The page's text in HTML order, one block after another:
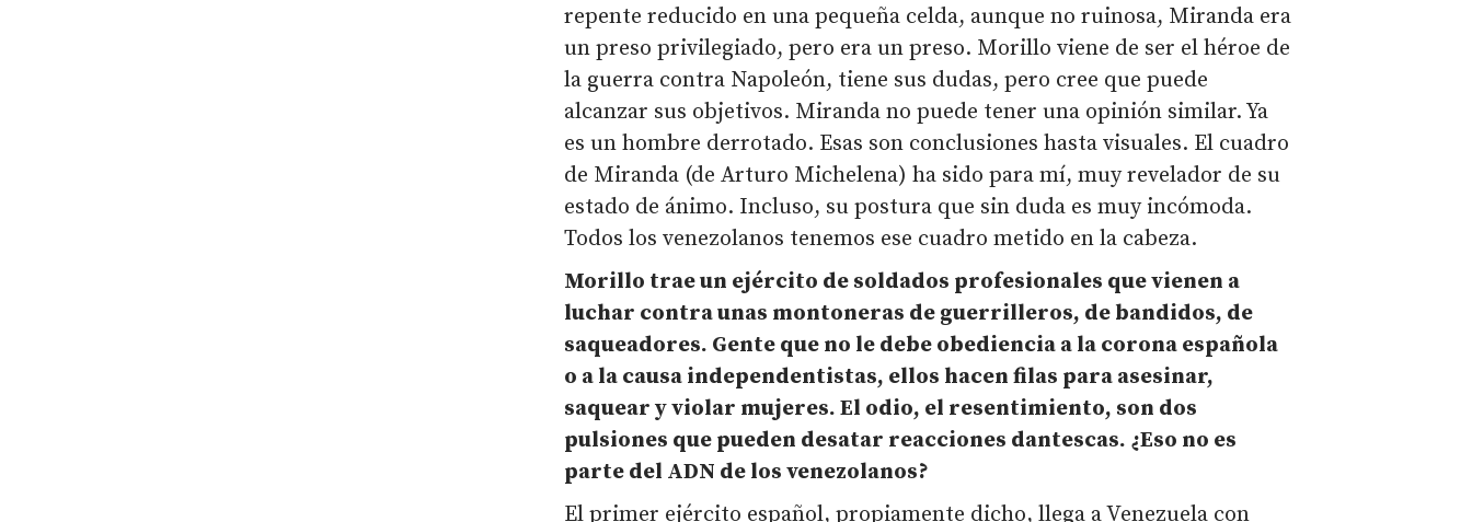
repente reducido en una pequeña celda, aunque no ruinosa, Miranda era
un preso privilegiado, pero era un preso. Morillo viene de ser el héroe de
la guerra contra Napoleón, tiene sus dudas, pero cree que puede
alcanzar sus objetivos. Miranda no puede tener una opinión similar. Ya
es un hombre derrotado. Esas son conclusiones hasta visuales. El cuadro
de Miranda (de Arturo Michelena) ha sido para mí, muy revelador de su
estado de ánimo. Incluso, su postura que sin duda es muy incómoda.
Todos los venezolanos tenemos ese cuadro metido en la cabeza.
Morillo trae un ejército de soldados profesionales que vienen a
luchar contra unas montoneras de guerrilleros, de bandidos, de
saqueadores. Gente que no le debe obediencia a la corona española
o a la causa independentistas, ellos hacen filas para asesinar,
saquear y violar mujeres. El odio, el resentimiento, son dos
pulsiones que pueden desatar reacciones dantescas. ¿Eso no es
parte del ADN de los venezolanos?
El primer ejército español, propiamente dicho, llega a Venezuela con